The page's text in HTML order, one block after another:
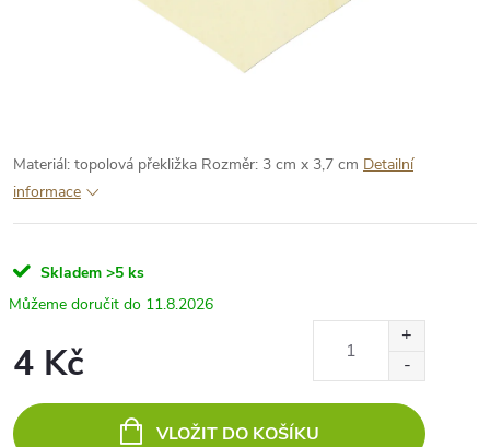
Materiál: topolová překližka Rozměr: 3 cm x 3,7 cm Detailní
informace
Skladem >5 ks
11.8.2026
4 Kč
cena:
VLOŽIT DO KOŠÍKU